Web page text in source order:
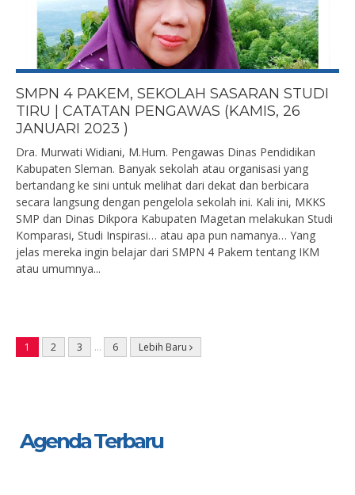
SMPN 4 PAKEM, SEKOLAH SASARAN STUDI
TIRU | CATATAN PENGAWAS (KAMIS, 26
JANUARI 2023 )
Dra. Murwati Widiani, M.Hum. Pengawas Dinas Pendidikan
Kabupaten Sleman. Banyak sekolah atau organisasi yang
bertandang ke sini untuk melihat dari dekat dan berbicara
secara langsung dengan pengelola sekolah ini. Kali ini, MKKS
SMP dan Dinas Dikpora Kabupaten Magetan melakukan Studi
Komparasi, Studi Inspirasi… atau apa pun namanya… Yang
jelas mereka ingin belajar dari SMPN 4 Pakem tentang IKM
atau umumnya...
1 2 3 … 6 Lebih Baru
Agenda Terbaru